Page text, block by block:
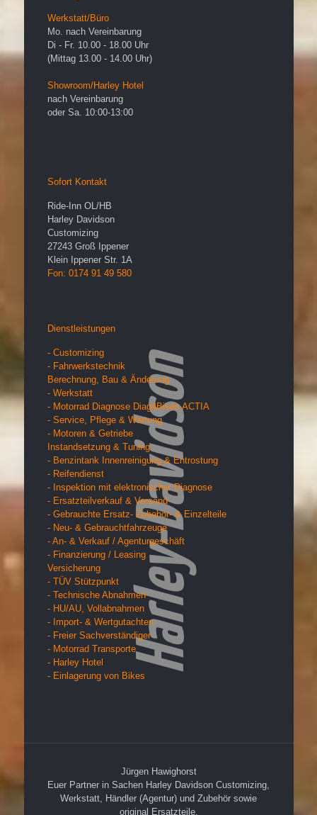
Werkstatt/Büro
Mo. nach Vereinbarung
Di - Fr. 10.00 - 18.00 Uhr
(Mittag 13.00 - 14.00 Uhr)
Showroom/Harley Hotel
nach Vereinbarung
oder Sa. 10:00-13:00
Sofort Kontakt
Ride-Inn OL/HB
Harley Davidson
Customizing
27243 Groß Ippener
Klein Ippener Str. 1A
Fon: 0174 91 49 580
Dienstleistungen
- Customizing
- Fahrwerkstechnik
Berechnung, Bau & Änderung
- Werkstatt
- Motorrad Diagnose Diag4Bikes ACTIA
- Service, Pflege & Wartung
- Motoren & Getriebe
Instandsetzung & Tuning
- Benzintank Innenreinigung & Entrostung
- Reifendienst
- Inspektion mit elektronischer Diagnose
- Ersatzteilverkauf & Versand
- Gebrauchte Ersatz- Zubehör- & Einzelteile
- Neu- & Gebrauchtfahrzeuge
- An- & Verkauf / Agenturgeschäft
- Finanzierung / Leasing
Versicherung
- TÜV Stützpunkt
- Technische Abnahmen
- HU/AU, Vollabnahmen
- Import- & Wertgutachten
- Freier Sachverständiger
- Motorrad Transporte
- Harley Hotel
- Einlagerung von Bikes
Jürgen Hawighorst
Euer Partner in Sachen Harley Davidson Customizing,
Werkstatt, Händler (Agentur) und Zubehör sowie
original Ersatzteile.